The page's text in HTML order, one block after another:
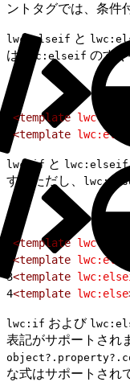
ントタグでは、条件
lwc:elseif と
は
lwc:elseif のす
<template lwc:if
<template lwc:else
lwc:if と lwc:elseif
す。ただし、
<template lwc:if
<template
3<template
4<template lwc:else
lwc:if および
表記がサポートされ
な式はサポートされ